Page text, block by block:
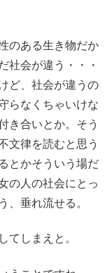
のある生き物だか
社会が違う・・・
ど、社会が違うの
らなくちゃいけな
き合いとか。そう
文律を読むと思う
とかそういう場だ
の人の社会にとっ
、垂れ流せる。
てしまえと。